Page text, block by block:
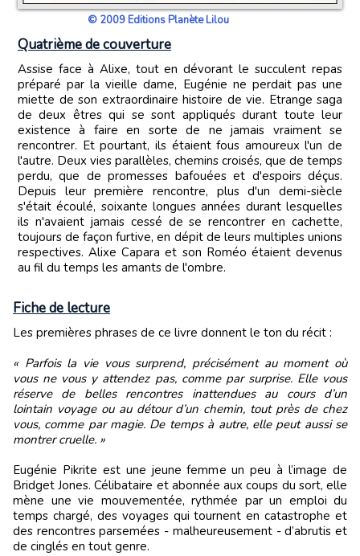
© 2009 Editions Planète Lilou
Quatrième de couverture
Assise face à Alixe, tout en dévorant le succulent repas
préparé par la vieille dame, Eugénie ne perdait pas une
miette de son extraordinaire histoire de vie. Etrange saga
de deux êtres qui se sont appliqués durant toute leur
existence à faire en sorte de ne jamais vraiment se
rencontrer. Et pourtant, ils étaient fous amoureux l'un de
l'autre. Deux vies parallèles, chemins croisés, que de temps
perdu, que de promesses bafouées et d'espoirs déçus.
Depuis leur première rencontre, plus d'un demi-siècle
s'était écoulé, soixante longues années durant lesquelles
ils n'avaient jamais cessé de se rencontrer en cachette,
toujours de façon furtive, en dépit de leurs multiples unions
respectives. Alixe Capara et son Roméo étaient devenus
au fil du temps les amants de l'ombre.
Fiche de lecture
Les premières phrases de ce livre donnent le ton du récit :
« Parfois la vie vous surprend, précisément au moment où
vous ne vous y attendez pas, comme par surprise. Elle vous
réserve de belles rencontres inattendues au cours d’un
lointain voyage ou au détour d’un chemin, tout près de chez
vous, comme par magie. De temps à autre, elle peut aussi se
montrer cruelle. »
Eugénie Pikrite est une jeune femme un peu à l’image de
Bridget Jones. Célibataire et abonnée aux coups du sort, elle
mène une vie mouvementée, rythmée par un emploi du
temps chargé, des voyages qui tournent en catastrophe et
des rencontres parsemées - malheureusement - d’abrutis et
de cinglés en tout genre.